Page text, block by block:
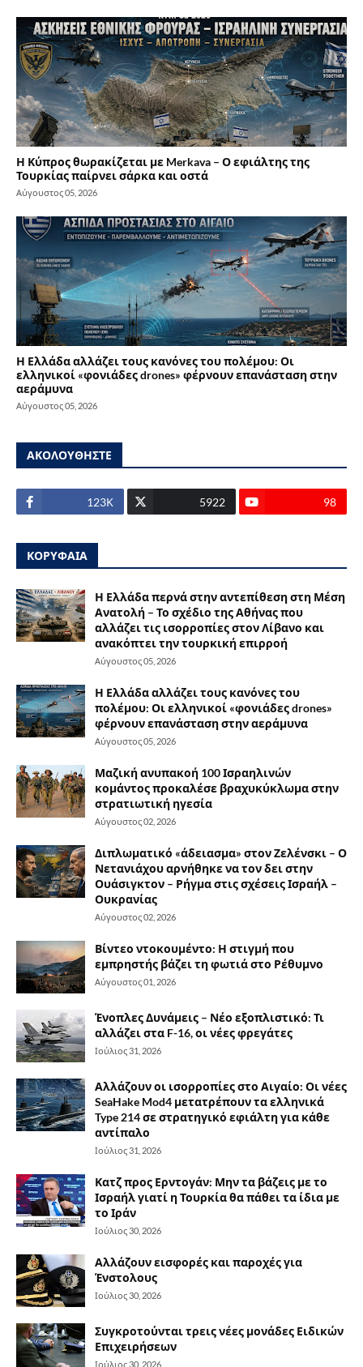
Η Κύπρος θωρακίζεται με Merkava – Ο εφιάλτης της
Τουρκίας παίρνει σάρκα και οστά
Αύγουστος 05, 2026
Η Ελλάδα αλλάζει τους κανόνες του πολέμου: Οι
ελληνικοί «φονιάδες drones» φέρνουν επανάσταση στην
αεράμυνα
Αύγουστος 05, 2026
ΑΚΟΛΟΥΘΗΣΤΕ
123Κ 5922 98
ΚΟΡΥΦΑΙΑ
Η Ελλάδα περνά στην αντεπίθεση στη Μέση
Ανατολή – Το σχέδιο της Αθήνας που
αλλάζει τις ισορροπίες στον Λίβανο και
ανακόπτει την τουρκική επιρροή
Αύγουστος 05, 2026
Η Ελλάδα αλλάζει τους κανόνες του
πολέμου: Οι ελληνικοί «φονιάδες drones»
φέρνουν επανάσταση στην αεράμυνα
Αύγουστος 05, 2026
Μαζική ανυπακοή 100 Ισραηλινών
κομάντος προκαλέσε βραχυκύκλωμα στην
στρατιωτική ηγεσία
Αύγουστος 02, 2026
Διπλωματικό «άδειασμα» στον Ζελένσκι – Ο
Νετανιάχου αρνήθηκε να τον δει στην
Ουάσιγκτον – Ρήγμα στις σχέσεις Ισραήλ –
Ουκρανίας
Αύγουστος 02, 2026
Βίντεο ντοκουμέντο: Η στιγμή που
εμπρηστής βάζει τη φωτιά στο Ρέθυμνο
Αύγουστος 01, 2026
Ένοπλες Δυνάμεις – Νέο εξοπλιστικό: Τι
αλλάζει στα F-16, οι νέες φρεγάτες
Ιούλιος 31, 2026
Αλλάζουν οι ισορροπίες στο Αιγαίο: Οι νέες
SeaHake Mod4 μετατρέπουν τα ελληνικά
Type 214 σε στρατηγικό εφιάλτη για κάθε
αντίπαλο
Ιούλιος 31, 2026
Κατζ προς Ερντογάν: Μην τα βάζεις με το
Ισραήλ γιατί η Τουρκία θα πάθει τα ίδια με
το Ιράν
Ιούλιος 30, 2026
Αλλάζουν εισφορές και παροχές για
Ένστολους
Ιούλιος 30, 2026
Συγκροτούνται τρεις νέες μονάδες Ειδικών
Επιχειρήσεων
Ιούλιος 30, 2026